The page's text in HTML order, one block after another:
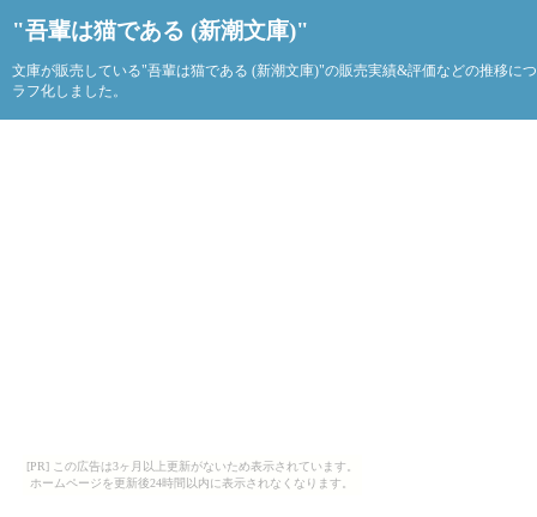
[PR] この広告は3ヶ月以上更新がないため表示されています。
ホームページを更新後24時間以内に表示されなくなります。
"吾輩は猫である (新潮文庫)"
文庫が販売している"吾輩は猫である (新潮文庫)"の販売実績&評価などの推移に
ラフ化しました。